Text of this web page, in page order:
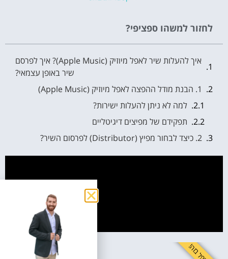
לחזור למשהו ספציפי?
איך להעלות שיר לאפל מיוזיק (Apple Music)? איך לפרסם
שיר באופן עצמאי?
1. הבנת מודל ההפצה לאפל מיוזיק (Apple Music)
למה לא ניתן להעלות ישירות?
תפקידם של מפיצים דיגיטליים
2. כיצד לבחור מפיץ (Distributor) לפרסום השיר?
מדיניות תמחור ועמלות
Music)
4. מה עושים לאחר שהשיר פורסם באפל מיוזיק?
קידום ושיווק